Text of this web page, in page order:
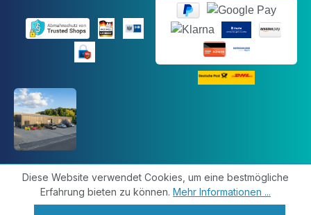
Diese Website verwendet Cookies, um eine bestmögliche
Erfahrung bieten zu können. Mehr Informationen ...